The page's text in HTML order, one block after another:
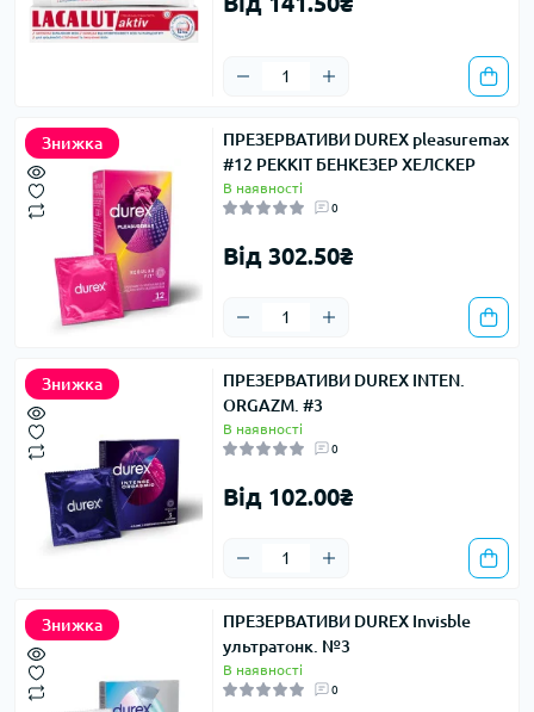
Знижка
ПРЕЗЕРВАТИВИ DUREX pleasuremax
#12 РЕККІТ БЕНКЕЗЕР ХЕЛСКЕР
В наявності
0
Від 302.50₴
Знижка
ПРЕЗЕРВАТИВИ DUREX INTEN.
ORGAZM. #3
В наявності
0
Від 102.00₴
Знижка
ПРЕЗЕРВАТИВИ DUREX Invisble
ультратонк. №3
В наявності
0